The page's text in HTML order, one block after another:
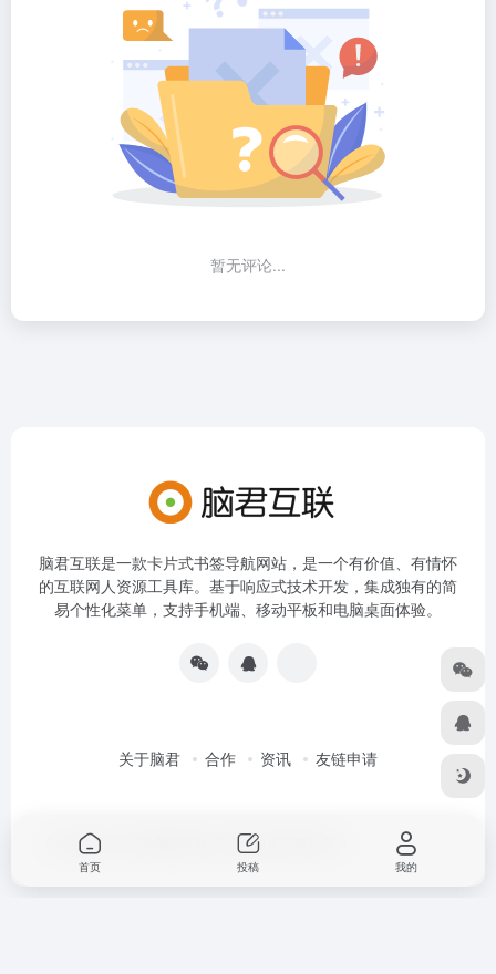
暂无评论...
脑君互联是一款卡片式书签导航网站，是一个有价值、有情怀
的互联网人资源工具库。基于响应式技术开发，集成独有的简
易个性化菜单，支持手机端、移动平板和电脑桌面体验。
关于脑君 合作 资讯 友链申请
Copyright © 2026 京ICP备19022836号-4
首页 投稿 我的